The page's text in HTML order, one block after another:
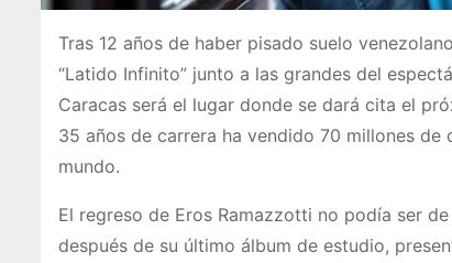
Tras 12 años de haber pisado suelo
“Latido Infinito” junto a las grandes del
Caracas será el lugar donde se dará cita el
35 años de carrera ha vendido 70 millones
mundo.
El regreso de Eros Ramazzotti no podía ser
después de su último álbum de estudio,